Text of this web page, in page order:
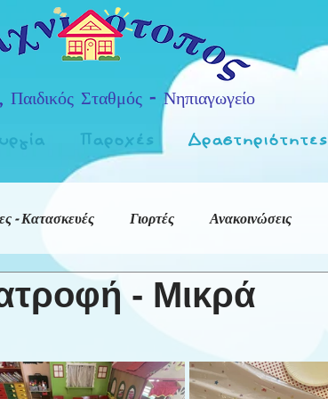
Παιδικός Σταθμός - Νηπιαγωγείο
Παροχές Δραστηριότητες
- Κατασκευές Γιορτές Ανακοινώσεις
- Μικρά